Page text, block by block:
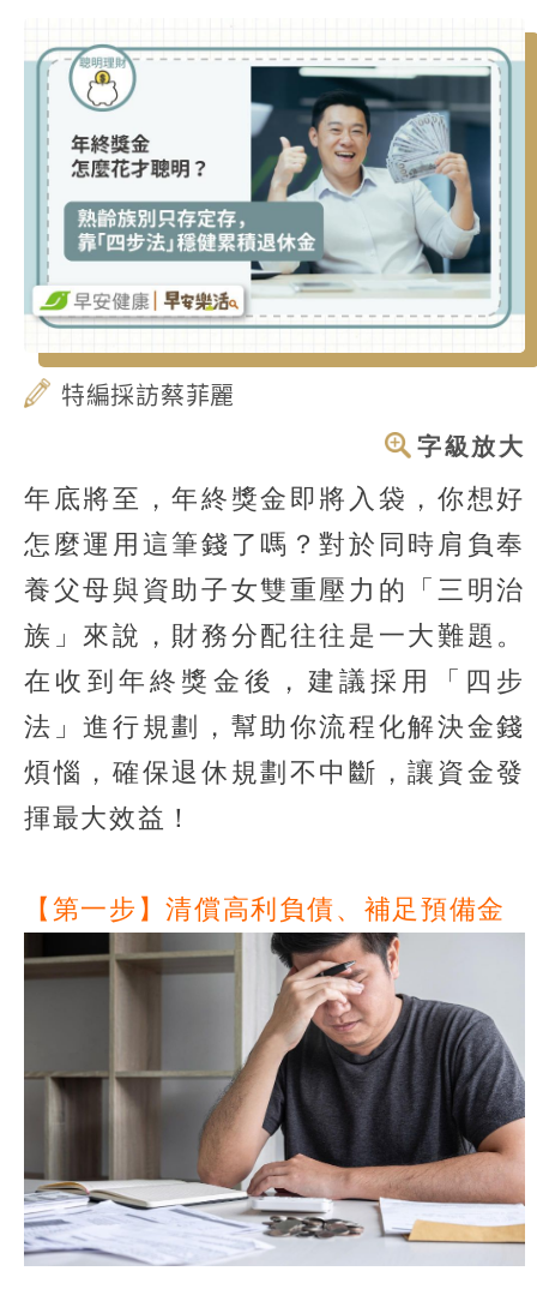
特編採訪蔡菲麗
字級放大
年底將至，年終獎金即將入袋，你想好
怎麼運用這筆錢了嗎？對於同時肩負奉
養父母與資助子女雙重壓力的「三明治
族」來說，財務分配往往是一大難題。
在收到年終獎金後，建議採用「四步
法」進行規劃，幫助你流程化解決金錢
煩惱，確保退休規劃不中斷，讓資金發
揮最大效益！
【第一步】清償高利負債、補足預備金